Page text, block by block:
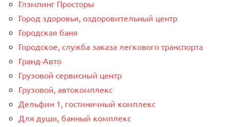
Глэмпинг Просторы
Город здоровья, оздоровительный центр
Городская баня
Городское, служба заказа легкового транспорта
Гранд-Авто
Грузовой сервисный центр
Грузовой, автокомплекс
Дельфин 1, гостиничный комплекс
Для души, банный комплекс